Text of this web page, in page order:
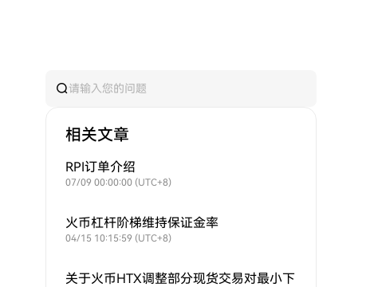
相关文章
RPI订单介绍
07/09 00:00:00 (UTC+8)
火币杠杆阶梯维持保证金率
04/15 10:15:59 (UTC+8)
关于火币HTX调整部分现货交易对最小下